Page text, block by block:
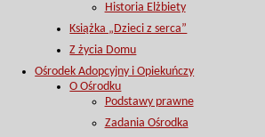
Historia Elżbiety
Książka „Dzieci z serca”
Z życia Domu
Ośrodek Adopcyjny i Opiekuńczy
O Ośrodku
Podstawy prawne
Zadania Ośrodka